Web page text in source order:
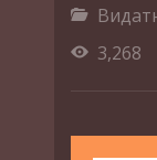
3,268